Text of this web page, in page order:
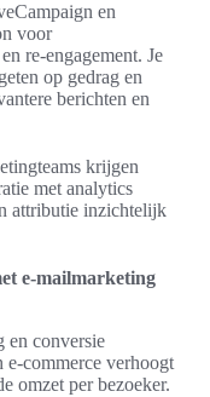
en
voor
re-engagement. Je
op gedrag en
berichten en
krijgen
met analytics
attributie inzichtelijk
e-mailmarketing
en conversie
e-commerce verhoogt
omzet per bezoeker.